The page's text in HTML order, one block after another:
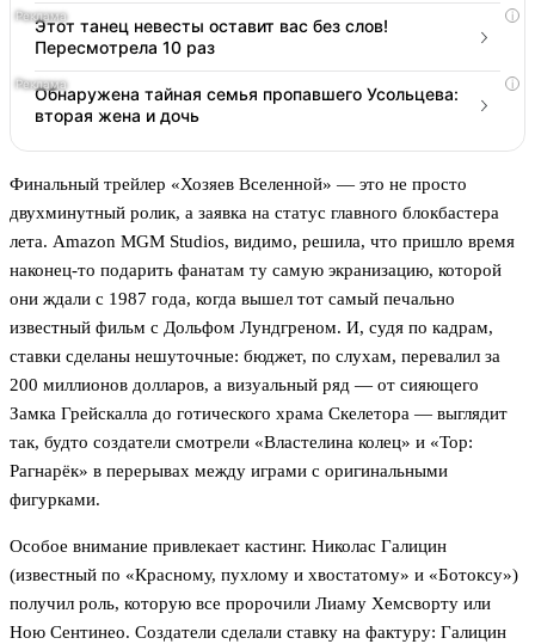
i
Этот танец невесты оставит вас без слов!
Пересмотрела 10 раз
i
Обнаружена тайная семья пропавшего Усольцева:
вторая жена и дочь
Финальный трейлер «Хозяев Вселенной» — это не просто
двухминутный ролик, а заявка на статус главного блокбастера
лета. Amazon MGM Studios, видимо, решила, что пришло время
наконец-то подарить фанатам ту самую экранизацию, которой
они ждали с 1987 года, когда вышел тот самый печально
известный фильм с Дольфом Лундгреном. И, судя по кадрам,
ставки сделаны нешуточные: бюджет, по слухам, перевалил за
200 миллионов долларов, а визуальный ряд — от сияющего
Замка Грейскалла до готического храма Скелетора — выглядит
так, будто создатели смотрели «Властелина колец» и «Тор:
Рагнарёк» в перерывах между играми с оригинальными
фигурками.
Особое внимание привлекает кастинг. Николас Галицин
(известный по «Красному, пухлому и хвостатому» и «Ботоксу»)
получил роль, которую все пророчили Лиаму Хемсворту или
Ною Сентинео. Создатели сделали ставку на фактуру: Галицин